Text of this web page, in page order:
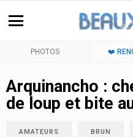
PHOTOS ❤️
Arquinancho :
de loup et bite
AMATEURS BRUN